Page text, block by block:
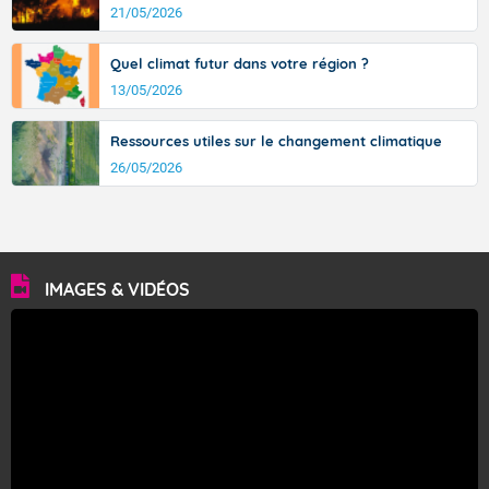
21/05/2026
Quel climat futur dans votre région ?
13/05/2026
Ressources utiles sur le changement climatique
26/05/2026
IMAGES & VIDÉOS